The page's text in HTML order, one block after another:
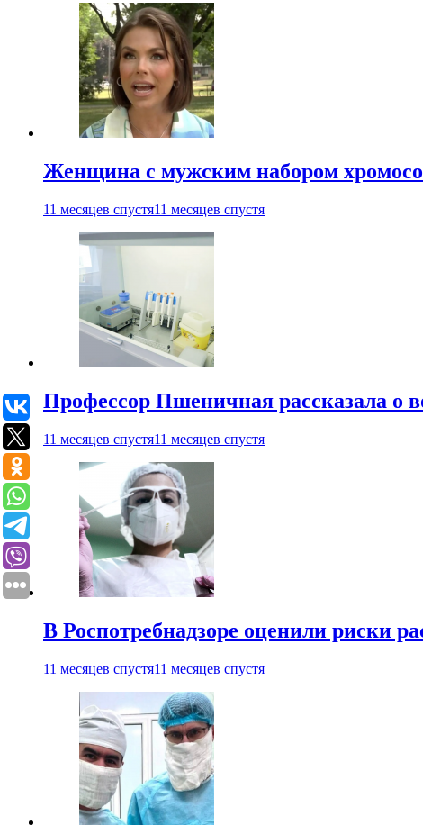
Женщина с мужским набором
11 месяцев спустя11 месяцев спустя
Профессор Пшеничная рассказала о
11 месяцев спустя11 месяцев спустя
В Роспотребнадзоре оценили риски
11 месяцев спустя11 месяцев спустя